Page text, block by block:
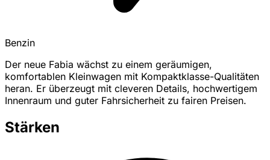
Benzin
Der neue Fabia wächst zu einem geräumigen,
komfortablen Kleinwagen mit Kompaktklasse-Qualitäten
heran. Er überzeugt mit cleveren Details, hochwertigem
Innenraum und guter Fahrsicherheit zu fairen Preisen.
Stärken